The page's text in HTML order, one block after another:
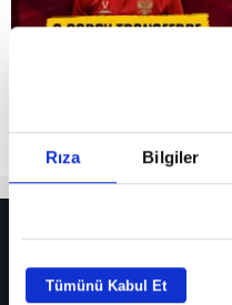
Rıza Bilgiler
Tümünü Kabul Et
Fenerbahçe’de sürpriz ayrılık